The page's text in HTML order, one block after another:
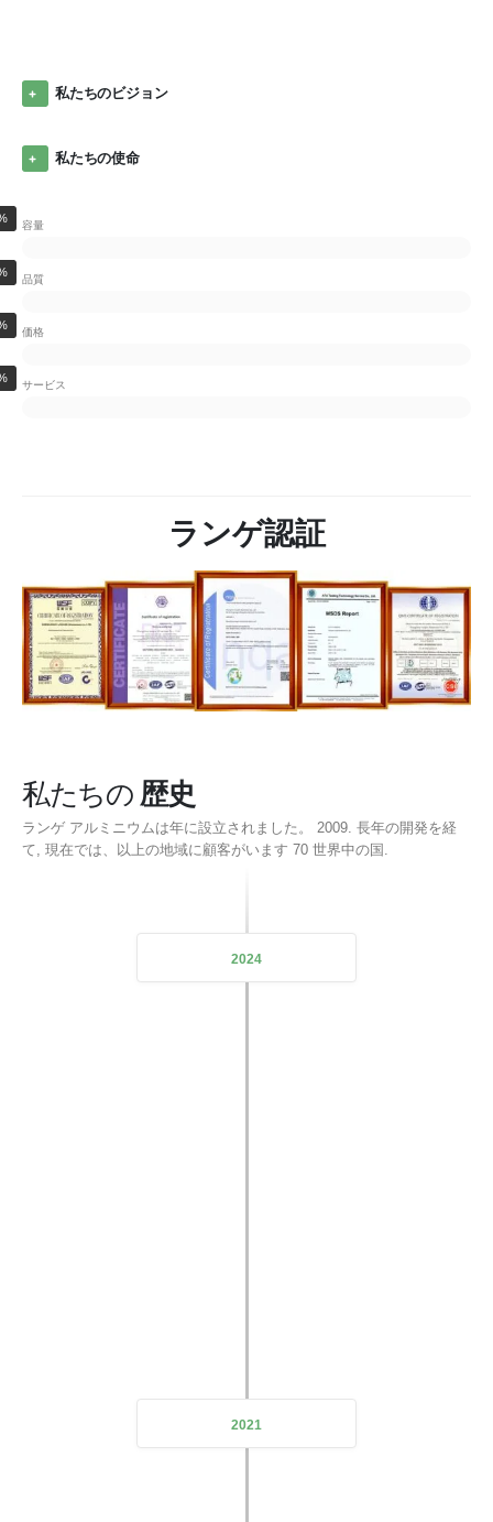
私たちのビジョン
私たちの使命
容量
品質
価格
サービス
ランゲ認証
私たちの 歴史
ランゲ アルミニウムは年に設立されました。 2009. 長年の開発を経
て, 現在では、以上の地域に顧客がいます 70 世界中の国.
2024
2021